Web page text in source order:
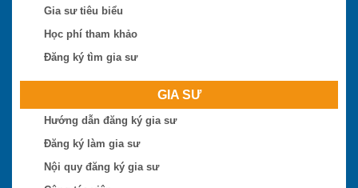
Gia sư tiêu biểu
Học phí tham khảo
Đăng ký tìm gia sư
GIA SƯ
Hướng dẫn đăng ký gia sư
Đăng ký làm gia sư
Nội quy đăng ký gia sư
Trần Thị Minh Thư
Hiện là: Giáo viên
Trần Tuấn Việt
Hiện là: Cử nhân